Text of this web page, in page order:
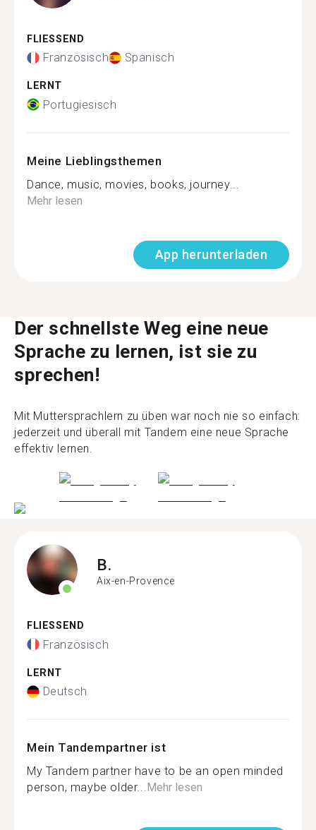
FLIESSEND
Französisch Spanisch
LERNT
Portugiesisch
Meine Lieblingsthemen
Dance, music, movies, books, journey...
Mehr lesen
App herunterladen
Der schnellste Weg eine neue
Sprache zu lernen, ist sie zu
sprechen!
Mit Muttersprachlern zu üben war noch nie so einfach:
jederzeit und überall mit Tandem eine neue Sprache
effektiv lernen.
B.
Aix-en-Provence
FLIESSEND
Französisch
LERNT
Deutsch
Mein Tandempartner ist
My Tandem partner have to be an open minded
person, maybe older...Mehr lesen